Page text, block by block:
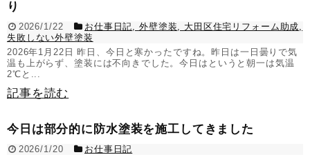
り
2026/1/22 お仕事日記 外壁塗装 大田区住宅リフォーム助成
失敗しない外壁塗装
2026年1月22日 昨日、今日と寒かったですね。昨日は一日曇りで気
温も上がらず、塗装には不向きでした。今日はというと朝一は気温
2℃と...
記事を読む
今日は部分的に防水塗装を施工してきました
2026/1/20
お仕事日記